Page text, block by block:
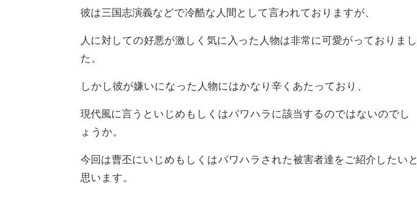
彼は三国志演義などで冷酷な人間として言われておりますが、
人に対しての好悪が激しく気に入った人物は非常に可愛がっておりまし
た。
しかし彼が嫌いになった人物にはかなり辛くあたっており、
現代風に言うといじめもしくはパワハラに該当するのではないのでし
ょうか。
今回は曹丕にいじめもしくはパワハラされた被害者達をご紹介したいと
思います。